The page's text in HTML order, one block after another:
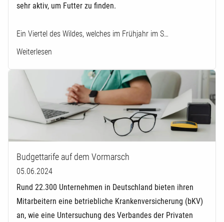
sehr aktiv, um Futter zu finden.
Ein Viertel des Wildes, welches im Frühjahr im S…
Weiterlesen
Budgettarife auf dem Vormarsch
05.06.2024
Rund 22.300 Unternehmen in Deutschland bieten ihren
Mitarbeitern eine betriebliche Krankenversicherung (bKV)
an, wie eine Untersuchung des Verbandes der Privaten